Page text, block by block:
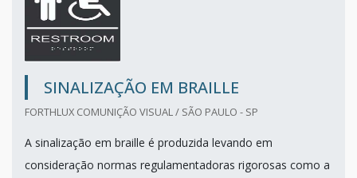
SINALIZAÇÃO EM BRAILLE
FORTHLUX COMUNIÇÃO VISUAL / SÃO PAULO - SP
A sinalização em braille é produzida levando em
consideração normas regulamentadoras rigorosas como a